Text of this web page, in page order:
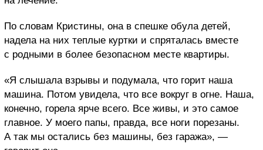
По словам Кристины, она в спешке обула детей,
надела на них теплые куртки и спряталась вместе
с родными в более безопасном месте квартиры.
«Я слышала взрывы и подумала, что горит наша
машина. Потом увидела, что все вокруг в огне. Наша,
конечно, горела ярче всего. Все живы, и это самое
главное. У моего папы, правда, все ноги порезаны.
А так мы остались без машины, без гаража», —